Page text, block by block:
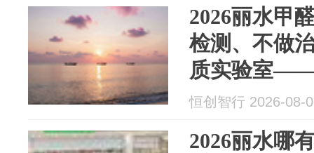
2026丽水甲
检测、不做
质实验室——
室内空气及
恒创智行 2026-08-
2026丽水哪